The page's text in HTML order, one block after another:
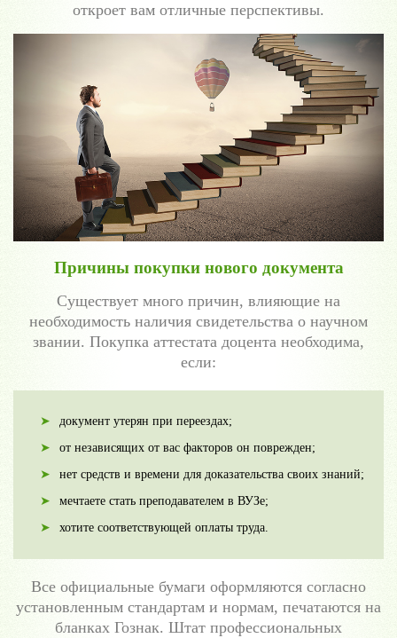
откроет вам отличные перспективы.
Причины покупки нового документа
Существует много причин, влияющие на
необходимость наличия свидетельства о научном
звании. Покупка аттестата доцента необходима,
если:
документ утерян при переездах;
от независящих от вас факторов он поврежден;
нет средств и времени для доказательства своих знаний;
мечтаете стать преподавателем в ВУЗе;
хотите соответствующей оплаты труда.
Все официальные бумаги оформляются согласно
установленным стандартам и нормам, печатаются на
бланках Гознак. Штат профессиональных